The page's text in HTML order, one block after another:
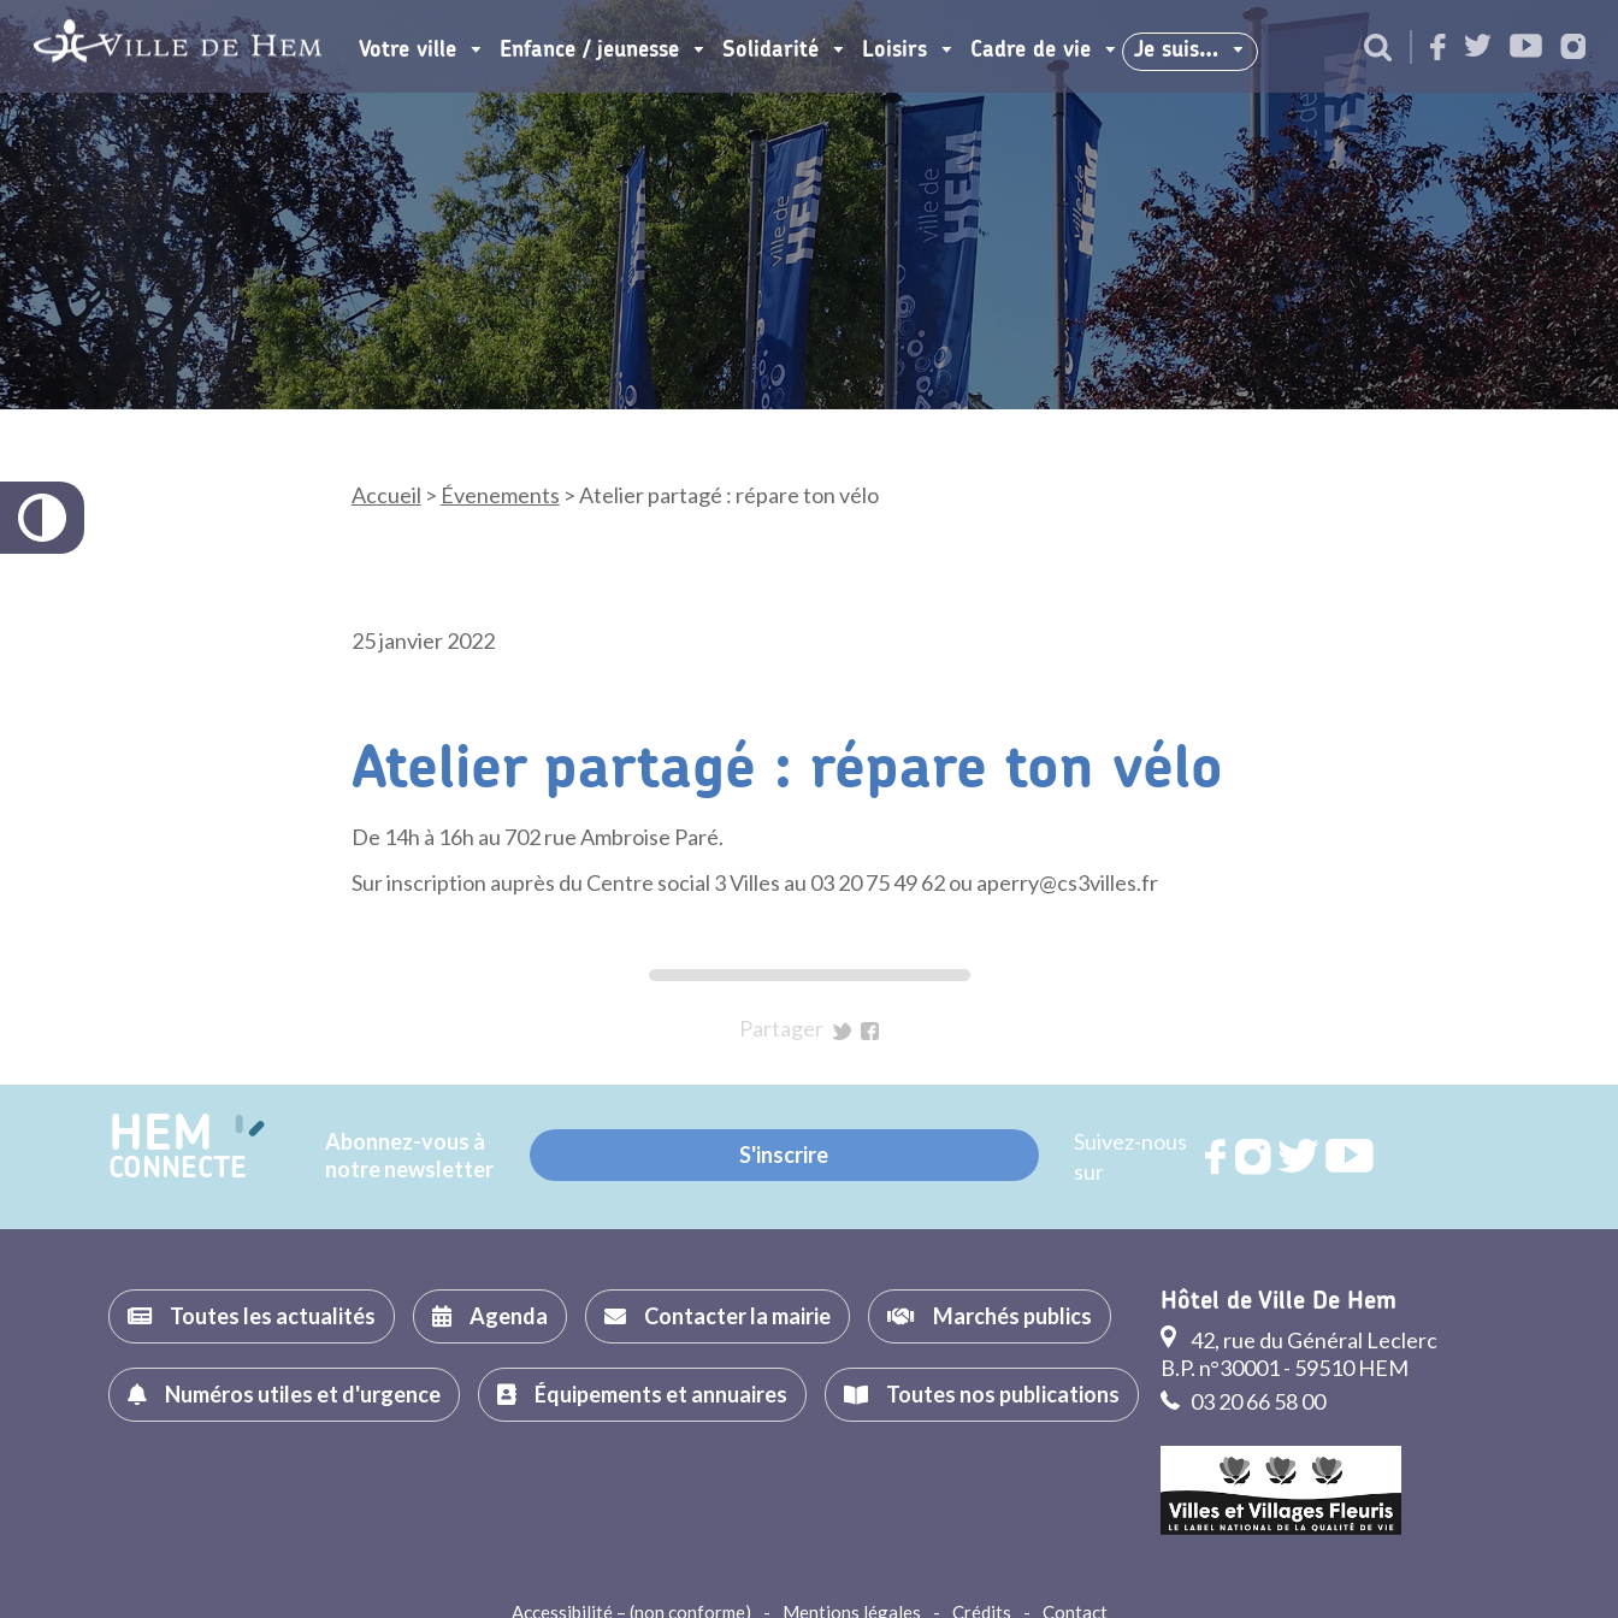
Votre ville Enfance / jeunesse Solidarité Loisirs Cadre de vie Je suis…
Accueil > Évenements >Atelier partagé : répare ton vélo
25 janvier 2022
Atelier partagé : répare ton vélo
De 14h à 16h au 702 rue Ambroise Paré.
Sur inscription auprès du Centre social 3 Villes au 03 20 75 49 62 ou aperry@cs3villes.fr
Partager
Twitter
Facebook
HEM
CONNECTE
Abonnez-vous à
notre newsletter
S'inscrire
Suivez-nous
sur
RejoignezRejoignezRejoignez
Toutes les actualités Agenda Contacter la mairie Marchés publics
Numéros utiles et d'urgence Équipements et annuaires Toutes nos publications
Hôtel de Ville De Hem
42, rue du Général Leclerc
B.P. n°30001 - 59510 HEM
03 20 66 58 00
Accessibilité – (non conforme) - Mentions légales - Crédits - Contact